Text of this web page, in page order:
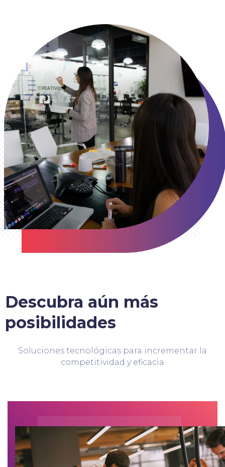
Descubra aún más
posibilidades
Soluciones tecnológicas para incrementar la
competitividad y eficacia